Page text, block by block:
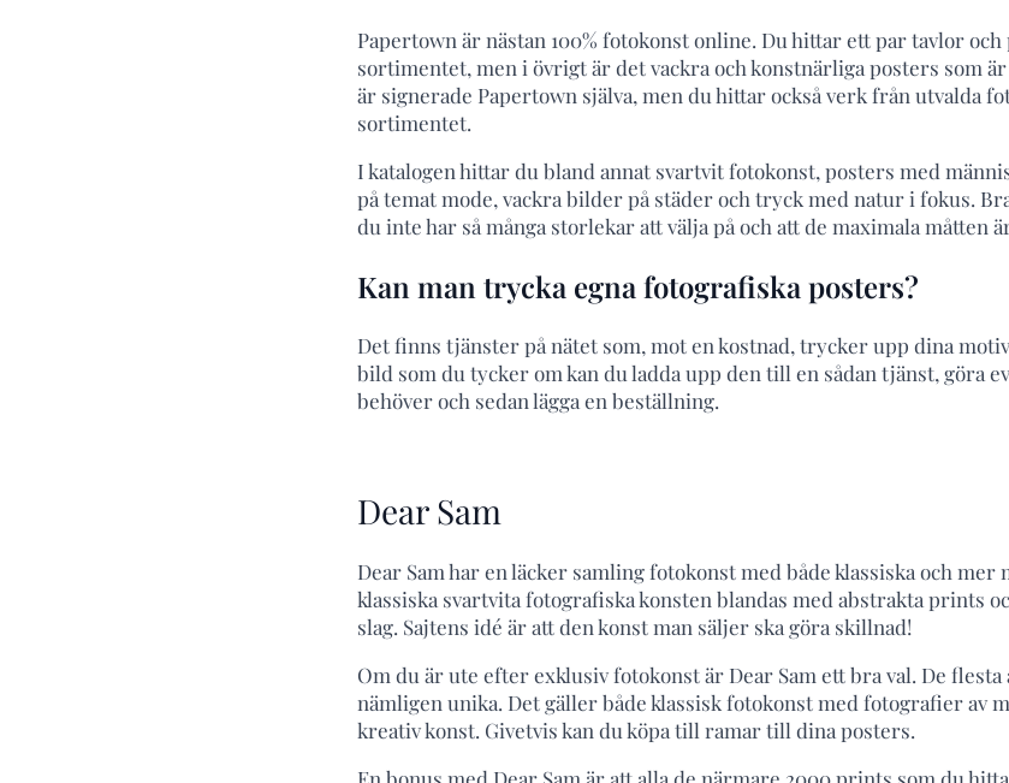
Papertown är nästan 100% fotokonst online. Du hittar ett par tavlor
sortimentet, men i övrigt är det vackra och konstnärliga posters som
är signerade Papertown själva, men du hittar också verk från utvalda
sortimentet.
I katalogen hittar du bland annat svartvit fotokonst, posters med
på temat mode, vackra bilder på städer och tryck med natur i fokus.
du inte har så många storlekar att välja på och att de maximala måtten
Kan man trycka egna fotografiska posters?
Det finns tjänster på nätet som, mot en kostnad, trycker upp dina
bild som du tycker om kan du ladda upp den till en sådan tjänst, göra
behöver och sedan lägga en beställning.
Dear Sam
Dear Sam har en läcker samling fotokonst med både klassiska och mer
klassiska svartvita fotografiska konsten blandas med abstrakta prints
slag. Sajtens idé är att den konst man säljer ska göra skillnad!
Om du är ute efter exklusiv fotokonst är Dear Sam ett bra val. De flesta
nämligen unika. Det gäller både klassisk fotokonst med fotografier av
kreativ konst. Givetvis kan du köpa till ramar till dina posters.